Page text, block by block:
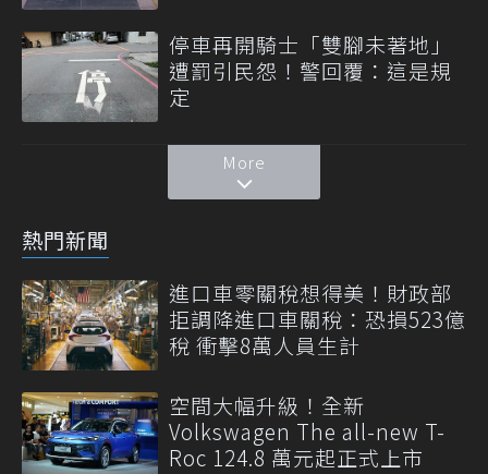
停車再開騎士「雙腳未著地」
遭罰引民怨！警回覆：這是規
定
More
熱門新聞
進口車零關稅想得美！財政部
拒調降進口車關稅：恐損523億
稅 衝擊8萬人員生計
空間大幅升級！全新
Volkswagen The all-new T-
Roc 124.8 萬元起正式上市